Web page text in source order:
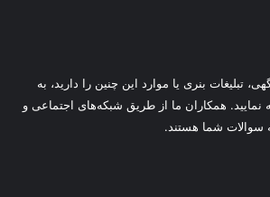
تبلیغات بنری یا موارد این چنین را دارید، به
همکاران ما از طریق شبکه‌های اجتماعی و
سوالات شما هستند.